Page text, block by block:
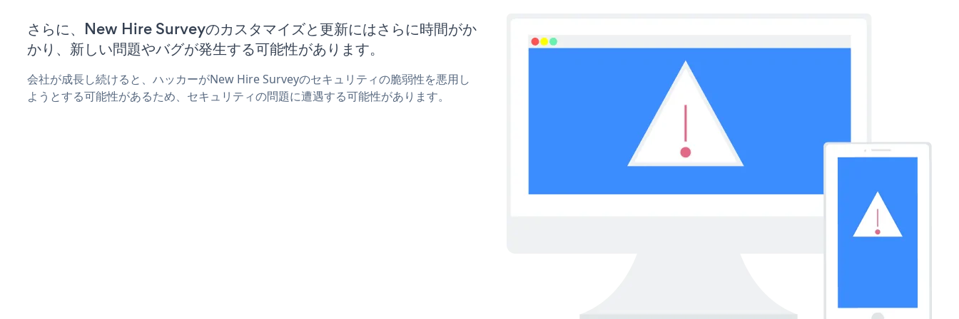
さらに、New Hire Surveyのカスタマイズと更新にはさらに時間がか
かり、新しい問題やバグが発生する可能性があります。
会社が成長し続けると、ハッカーがNew Hire Surveyのセキュリティの脆弱性を悪用し
ようとする可能性があるため、セキュリティの問題に遭遇する可能性があります。